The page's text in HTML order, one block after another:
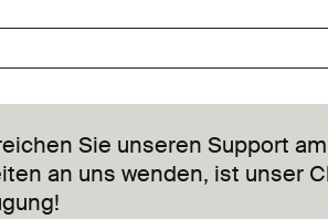
Sie unseren Support am
an uns wenden, ist unser